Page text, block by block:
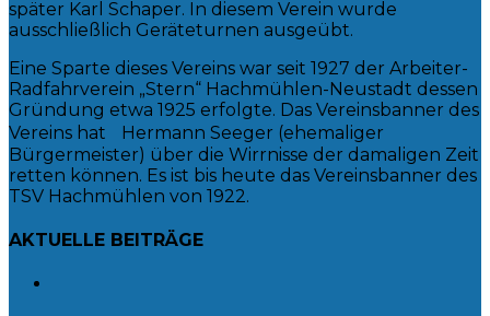
später Karl Schaper. In diesem Verein wurde
ausschließlich Geräteturnen ausgeübt.
Eine Sparte dieses Vereins war seit 1927 der Arbeiter-
Radfahrverein „Stern“ Hachmühlen-Neustadt dessen
Gründung etwa 1925 erfolgte. Das Vereinsbanner des
Vereins hat Hermann Seeger (ehemaliger
Bürgermeister) über die Wirrnisse der damaligen Zeit
retten können. Es ist bis heute das Vereinsbanner des
TSV Hachmühlen von 1922.
AKTUELLE BEITRÄGE